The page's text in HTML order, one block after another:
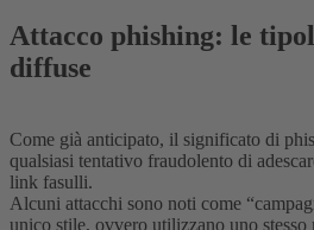
Attacco phishing: le
diffuse
Come già anticipato, il significato di
qualsiasi tentativo fraudolento di
link fasulli.
Alcuni attacchi sono noti come
unico stile, ovvero utilizzano uno